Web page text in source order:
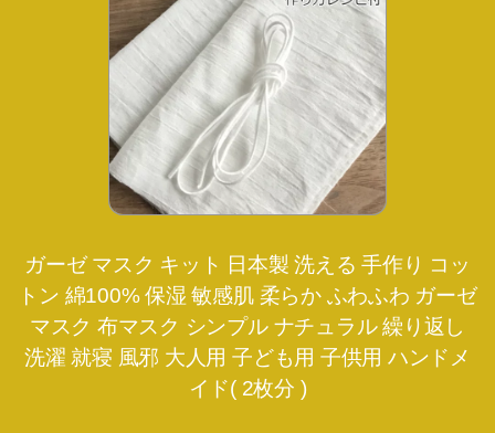
ガーゼ マスク キット 日本製 洗える 手作り コッ
トン 綿100% 保湿 敏感肌 柔らか ふわふわ ガーゼ
マスク 布マスク シンプル ナチュラル 繰り返し
洗濯 就寝 風邪 大人用 子ども用 子供用 ハンドメ
イド( 2枚分 )